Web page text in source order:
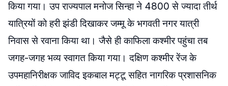
किया गया। उप राज्यपाल मनोज सिन्हा ने 4800 से ज्यादा तीर्थ
यात्रियों को हरी झंडी दिखाकर जम्मू के भगवती नगर यात्री
निवास से रवाना किया था। जैसे ही काफिला कश्मीर पहुंचा तब
जगह-जगह भव्य स्वागत किया गया। दक्षिण कश्मीर रेंज के
उपमहानिरीक्षक जाविद इकबाल मट्टू सहित नागरिक प्रशासनिक